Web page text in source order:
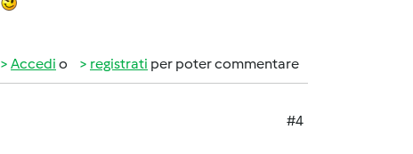
Accedi o registrati per poter commentare
#4